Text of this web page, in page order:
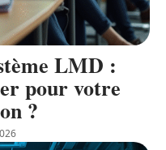
LMD :
pour votre
?